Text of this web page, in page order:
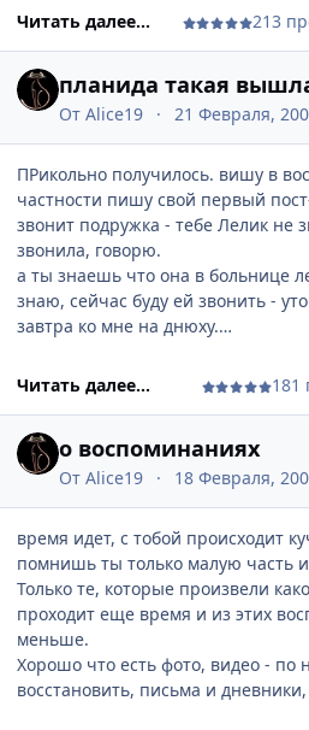
банкета.
фотки можно посмотреть здесь
[url="http://alicka.fotoplenka.ru/
toplenka.ru/album305646[/url]
муж был в восторге от сфинксов
короткошерстных. Мне они
оччень короткой шерсти - значит
сфинксы вживую не такие
фотках. они такие умненькие и
"Орбитальные" хотя бы с
а мне нравятся голубые и серые
котята! Хотя взрослые особи
удрать хотел - все его заколе..
В восторге была от абиссинцев.
кисы. Ужасно проворные и
Котенок на продажу был (на одной
спит) 12 тыс. Вообще незнакомых людей не боялся.
наоборот очень хотел
проголосовать за
выбрала британца
Читать далее... 213
планида такая
От Alice19 21 Февраля,
ПРикольно получилось. вишу в
частности пишу свой первый
звонит подружка - тебе Лелик не
звонила, говорю.
а ты знаешь что она в больнице
знаю, сейчас буду ей звонить -
завтра ко мне на днюху.
немая сцена.
нет, конечно же я знала, что она
это событие в середине марта.
и завертелось!!!!
я за нее так рада, так рада, даже
^______^
А днюху я изначально
меня заранее предупредила, что
вот сбаламутила, а сама нашла
но мы хорошо посидели, и за нее
Читать далее... 181
о воспоминаниях
От Alice19 18 Февраля,
время идет, с тобой происходит
помнишь ты только малую часть
Только те, которые произвели
проходит еще время и из этих
меньше.
Хорошо что есть фото, видео - по
восстановить, письма и